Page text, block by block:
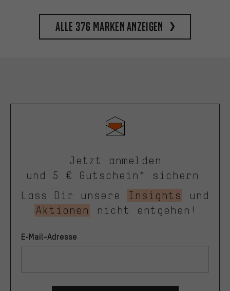
Alle 376 Marken anzeigen
Jetzt anmelden
und 5 € Gutschein* sichern.
Lass Dir unsere
Insights
und
Aktionen
nicht entgehen!
E-Mail-Adresse